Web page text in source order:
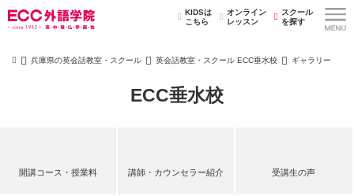
KIDSは
こちら
オンライン
レッスン
スクール
を探す
兵庫県の英会話教室・スクール 英会話教室・スクール ECC垂水校 ギャラリー
ECC垂水校
開講コース・授業料 講師・カウンセラー紹介 受講生の声